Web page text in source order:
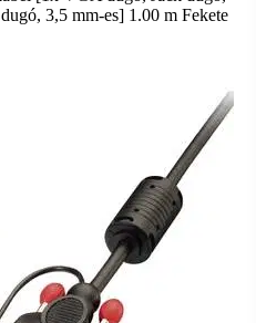
3,5 mm-es] 1.00 m Fekete